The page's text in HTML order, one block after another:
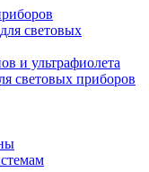
световых
и ультрафиолета
световых приборов